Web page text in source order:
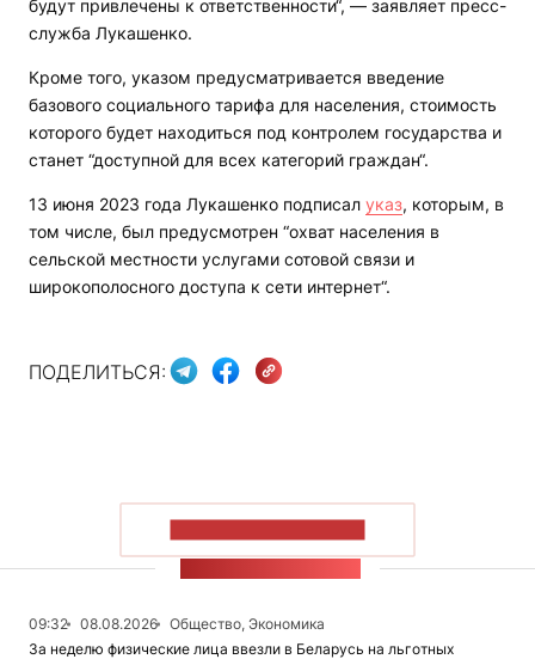
будут привлечены к ответственности“, — заявляет пресс-
служба Лукашенко.
Кроме того, указом предусматривается введение
базового социального тарифа для населения, стоимость
которого будет находиться под контролем государства и
станет “доступной для всех категорий граждан“.
13 июня 2023 года Лукашенко подписал указ, которым, в
том числе, был предусмотрен “охват населения в
сельской местности услугами сотовой связи и
широкополосного доступа к сети интернет“.
ПОДЕЛИТЬСЯ:
09:32 08.08.2026
Общество, Экономика
За неделю физические лица ввезли в Беларусь на льготных